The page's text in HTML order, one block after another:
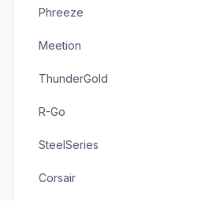
Phreeze
Meetion
ThunderGold
R-Go
SteelSeries
Corsair